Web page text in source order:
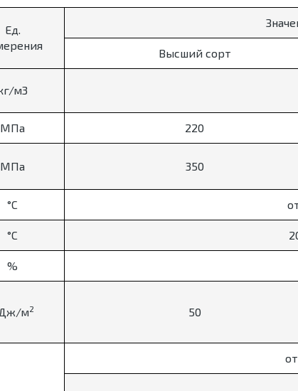
Ед.
Высший сорт
м3
МПа 220
МПа 350
°С
°С
%
м2 50